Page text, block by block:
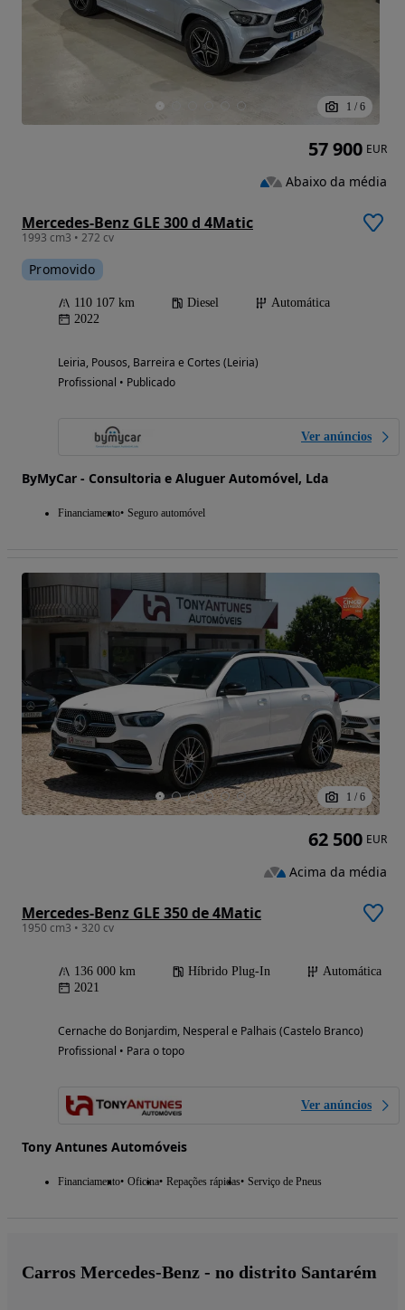
1 / 6
Mercedes-Benz GLE 300 d 4Matic
1993 cm3 • 272 cv
Promovido
110 107 km Diesel
Automática
2022
Leiria, Pousos, Barreira e Cortes (Leiria)
Profissional • Publicado
Ver anúncios
ByMyCar - Consultoria e Aluguer Automóvel, Lda
Financiamento Seguro automóvel
57 900 EUR
Abaixo da média
1 / 6
Mercedes-Benz GLE 350 de 4Matic
1950 cm3 • 320 cv
136 000 km Híbrido Plug-In
Automática
2021
Cernache do Bonjardim, Nesperal e Palhais (Castelo Branco)
Profissional • Para o topo
Ver anúncios
Tony Antunes Automóveis
Financiamento Oficina Repações rápidas Serviço de Pneus
62 500 EUR
Acima da média
Carros Mercedes-Benz - no distrito Santarém